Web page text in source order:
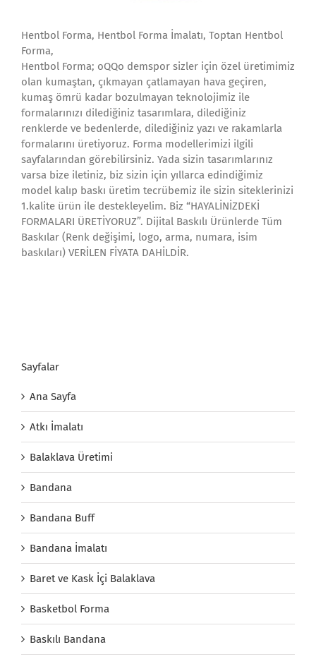
Hentbol Forma, Hentbol Forma İmalatı, Toptan Hentbol
Forma,
Hentbol Forma; oQQo demspor sizler için özel üretimimiz
olan kumaştan, çıkmayan çatlamayan hava geçiren,
kumaş ömrü kadar bozulmayan teknolojimiz ile
formalarınızı dilediğiniz tasarımlara, dilediğiniz
renklerde ve bedenlerde, dilediğiniz yazı ve rakamlarla
formalarını üretiyoruz. Forma modellerimizi ilgili
sayfalarından görebilirsiniz. Yada sizin tasarımlarınız
varsa bize iletiniz, biz sizin için yıllarca edindiğimiz
model kalıp baskı üretim tecrübemiz ile sizin siteklerinizi
1.kalite ürün ile destekleyelim. Biz “HAYALİNİZDEKİ
FORMALARI ÜRETİYORUZ”. Dijital Baskılı Ürünlerde Tüm
Baskılar (Renk değişimi, logo, arma, numara, isim
baskıları) VERİLEN FİYATA DAHİLDİR.
Sayfalar
Ana Sayfa
Atkı İmalatı
Balaklava Üretimi
Bandana
Bandana Buff
Bandana İmalatı
Baret ve Kask İçi Balaklava
Basketbol Forma
Baskılı Bandana